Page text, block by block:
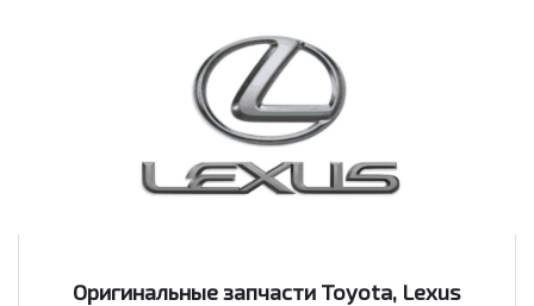
Оригинальные запчасти Toyota, Lexus